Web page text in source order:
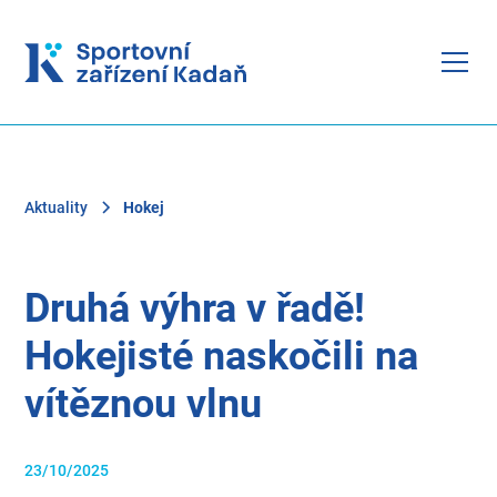
Aktuality Hokej
Druhá výhra v řadě!
Hokejisté naskočili na
vítěznou vlnu
23/10/2025